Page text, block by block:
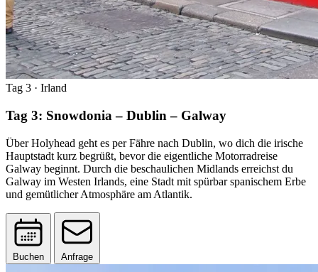
Tag 3 · Irland
Tag 3: Snowdonia – Dublin – Galway
Über Holyhead geht es per Fähre nach Dublin, wo dich die irische
Hauptstadt kurz begrüßt, bevor die eigentliche Motorradreise
Galway beginnt. Durch die beschaulichen Midlands erreichst du
Galway im Westen Irlands, eine Stadt mit spürbar spanischem Erbe
und gemütlicher Atmosphäre am Atlantik.
Buchen Anfrage